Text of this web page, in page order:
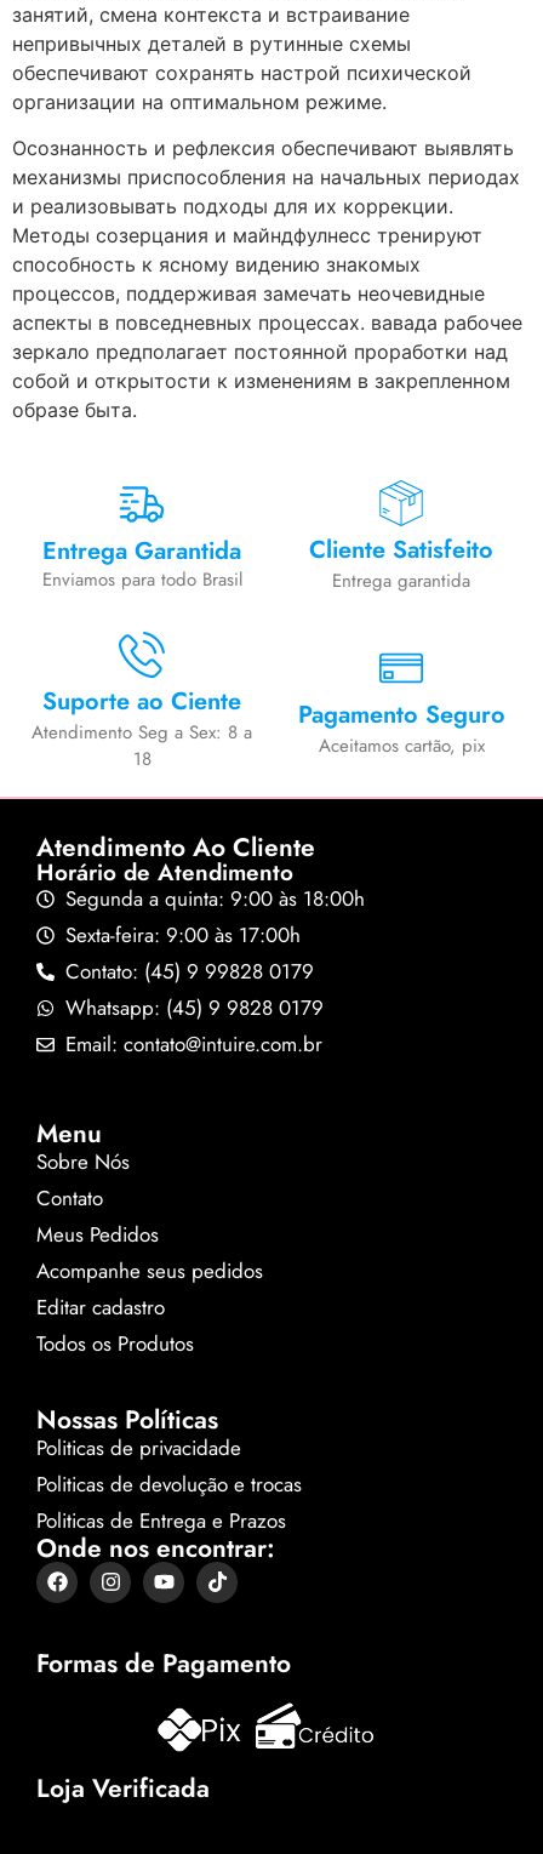
занятий, смена контекста и встраивание
непривычных деталей в рутинные схемы
обеспечивают сохранять настрой психической
организации на оптимальном режиме.
Осознанность и рефлексия обеспечивают выявлять
механизмы приспособления на начальных периодах
и реализовывать подходы для их коррекции.
Методы созерцания и майндфулнесс тренируют
способность к ясному видению знакомых
процессов, поддерживая замечать неочевидные
аспекты в повседневных процессах. вавада рабочее
зеркало предполагает постоянной проработки над
собой и открытости к изменениям в закрепленном
образе быта.
Entrega Garantida
Enviamos para todo Brasil
Cliente Satisfeito
Entrega garantida
Suporte ao Ciente
Atendimento Seg a Sex: 8 a
18
Pagamento Seguro
Aceitamos cartão, pix
Atendimento Ao Cliente
Horário de Atendimento
Segunda a quinta: 9:00 às 18:00h
Sexta-feira: 9:00 às 17:00h
Contato: (45) 9 99828 0179
Whatsapp: (45) 9 9828 0179
Email: contato@intuire.com.br
Menu
Sobre Nós
Contato
Meus Pedidos
Acompanhe seus pedidos
Editar cadastro
Todos os Produtos
Nossas Políticas
Politicas de privacidade
Politicas de devolução e trocas
Politicas de Entrega e Prazos
Onde nos encontrar:
Formas de Pagamento
Loja Verificada